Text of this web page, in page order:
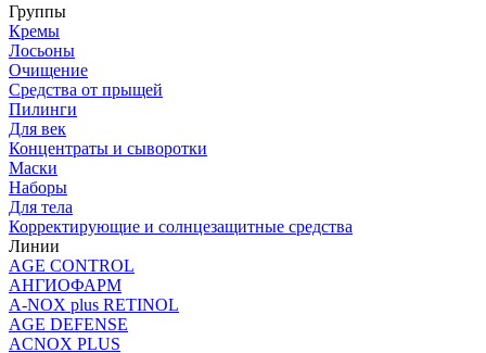
Группы
Кремы
Лосьоны
Очищение
Средства от прыщей
Пилинги
Для век
Концентраты и сыворотки
Маски
Наборы
Для тела
Корректирующие и солнцезащитные средства
Линии
AGE CONTROL
АНГИОФАРМ
A-NOX plus RETINOL
AGE DEFENSE
ACNOX PLUS